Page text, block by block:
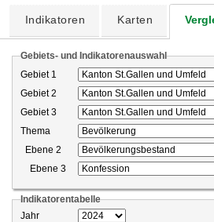
Indikatoren Karten
Gebiets- und Indikatorenauswahl
Gebiet 1
Gebiet 2
Gebiet 3
Thema
Ebene 2
Ebene 3
Indikatorentabelle
Jahr